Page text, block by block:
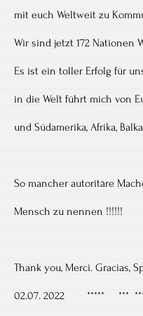
mit euch Weltweit zu
Wir sind jetzt 172 Nationen
Es ist ein toller Erfolg für
in die Welt führt mich von
und Südamerika, Afrika,
So mancher autoritäre
Mensch zu nennen !!!!!!
Thank you, Merci. Gracias,
02.07. 2022 ***** ***